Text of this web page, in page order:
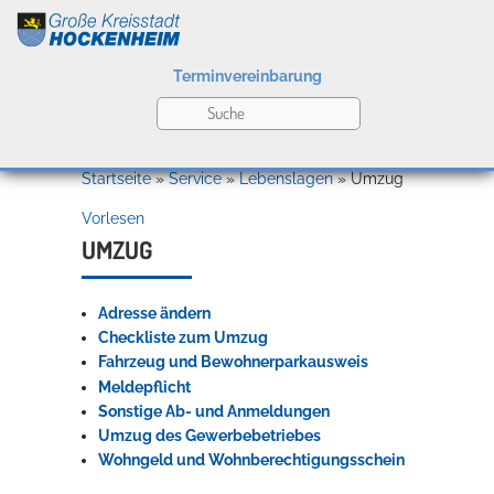
Kultur
Bildung
Wirtschaft
Terminvereinbarung
Willkommen in Hockenheim
Startseite»Service»Lebenslagen»Umzug
Vorlesen
UMZUG
Adresse ändern
Checkliste zum Umzug
Fahrzeug und Bewohnerparkausweis
Meldepflicht
Sonstige Ab- und Anmeldungen
Umzug des Gewerbebetriebes
Wohngeld und Wohnberechtigungsschein